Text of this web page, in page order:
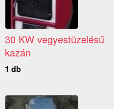
30 KW vegyestüzelésű
kazán
1 db